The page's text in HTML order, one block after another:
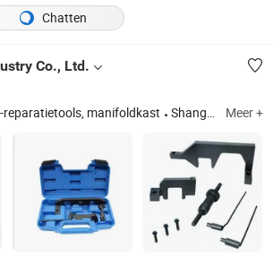
Chatten
Co., Ltd.
reparatietools, manifoldkast Shanghai Meer +